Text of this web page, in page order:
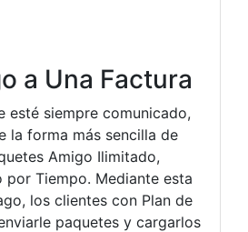
a Una Factura
esté siempre comunicado,
la forma más sencilla de
Amigo Ilimitado,
por Tiempo. Mediante esta
los clientes con Plan de
paquetes y cargarlos